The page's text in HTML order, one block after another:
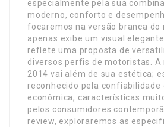
especialmente pela sua
moderno, conforto e
focaremos na versão branca do
apenas exibe um visual
reflete uma proposta de
diversos perfis de motoristas. A
2014 vai além de sua estética;
reconhecido pela confiabilidade
econômica, características
pelos consumidores
review, exploraremos as